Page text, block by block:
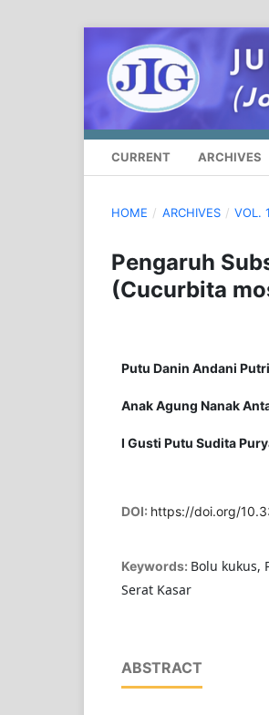
CURRENT ARCHIVES
HOME / ARCHIVES / VOL.
Pengaruh
(Cucurbita
Putu Danin Andani Putri
Anak Agung Nanak
I Gusti Putu Sudita
DOI: https://doi.org/
Keywords: Bolu kukus,
Serat Kasar
ABSTRACT